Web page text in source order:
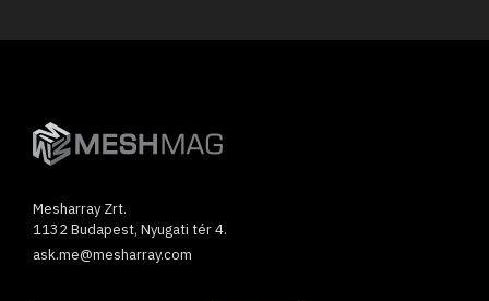
Mesharray Zrt.
1132 Budapest, Nyugati tér 4.
ask.me@mesharray.com